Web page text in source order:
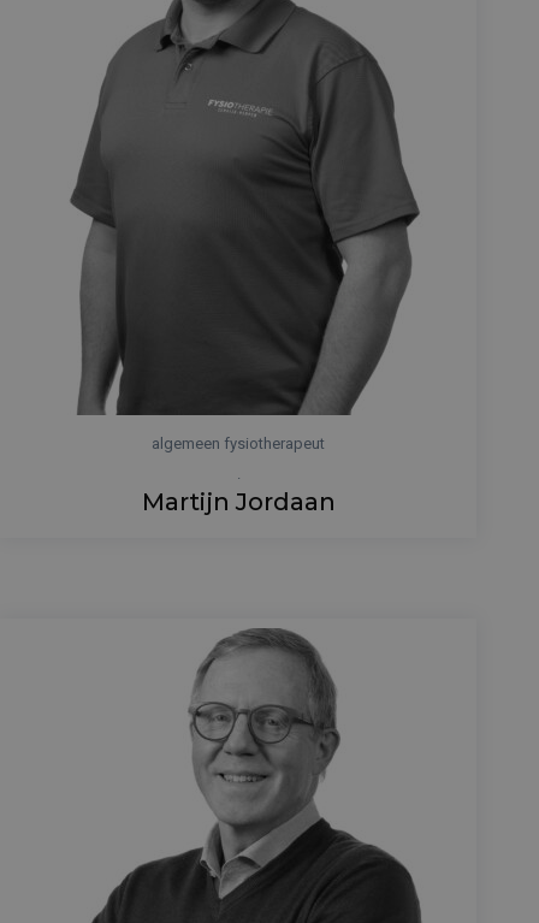
algemeen fysiotherapeut
.
Martijn Jordaan